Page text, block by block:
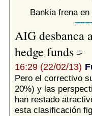
Bankia frena
AIG desbanca
hedge funds
16:29 (22/02/13)
Pero el correctivo
20%) y las
han restado
esta clasificación